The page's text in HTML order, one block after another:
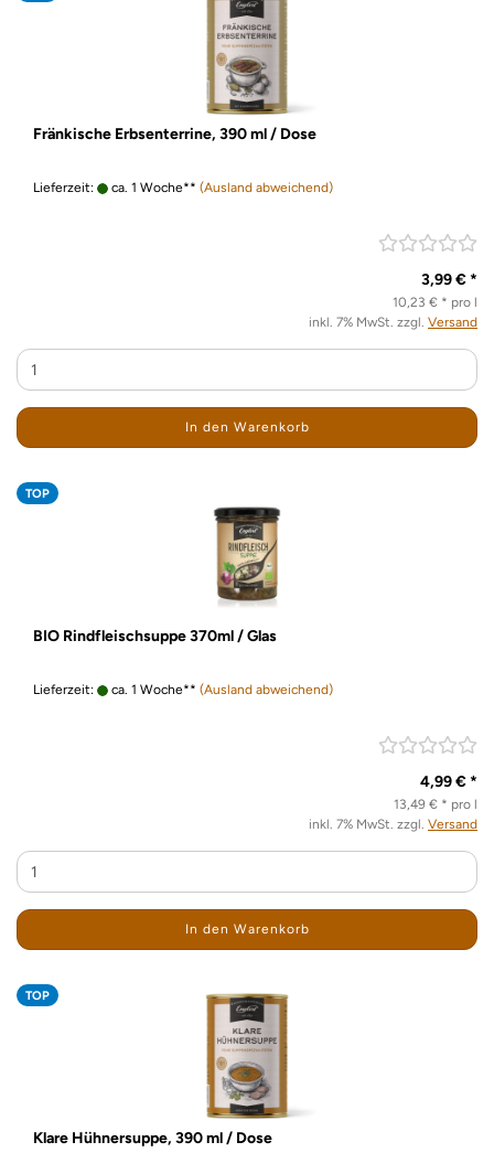
Fränkische Erbsenterrine, 390 ml / Dose
Lieferzeit: ca. 1 Woche** (Ausland abweichend)
3,99 € *
10,23 € * pro l
inkl. 7% MwSt. zzgl. Versand
In den Warenkorb
TOP
BIO Rindfleischsuppe 370ml / Glas
Lieferzeit: ca. 1 Woche** (Ausland abweichend)
4,99 € *
13,49 € * pro l
inkl. 7% MwSt. zzgl. Versand
In den Warenkorb
TOP
Klare Hühnersuppe, 390 ml / Dose